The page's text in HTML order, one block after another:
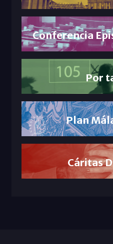
Conferencia
Por
Plan
Cáritas